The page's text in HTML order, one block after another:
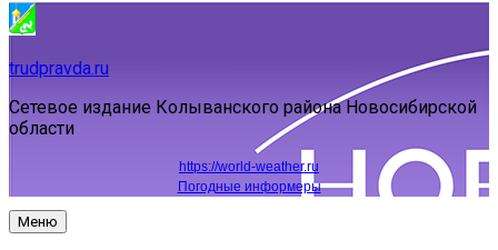
trudpravda.ru
Сетевое издание Колыванского района Новосибирской
области
https://world-weather.ru
Погодные информеры
Меню